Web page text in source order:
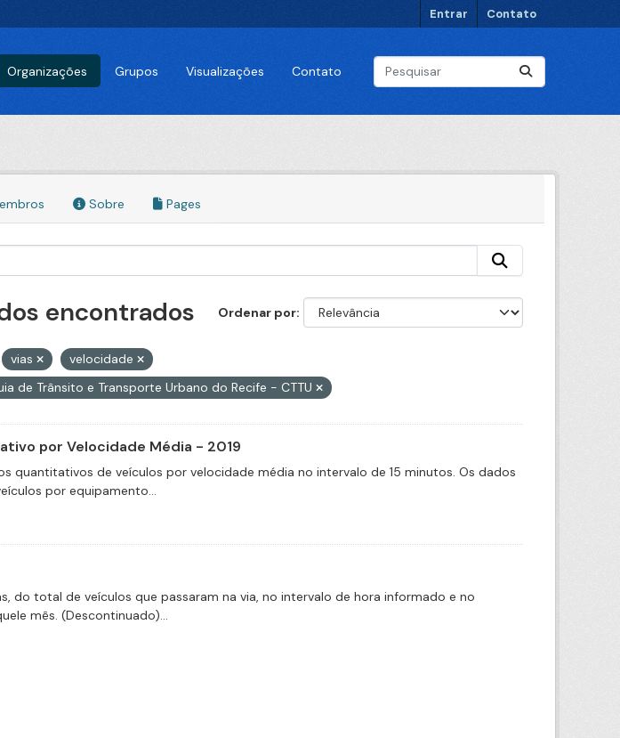
Entrar Contato
Organizações Grupos Visualizações Contato
Sobre Pages
Ordenar por
encontrados
vias
velocidade
de Trânsito e Transporte Urbano do Recife - CTTU
por Velocidade Média - 2019
quantitativos de veículos por velocidade média no intervalo de 15 minutos. Os dados
por equipamento...
do total de veículos que passaram na via, no intervalo de hora informado e no
mês. (Descontinuado)...